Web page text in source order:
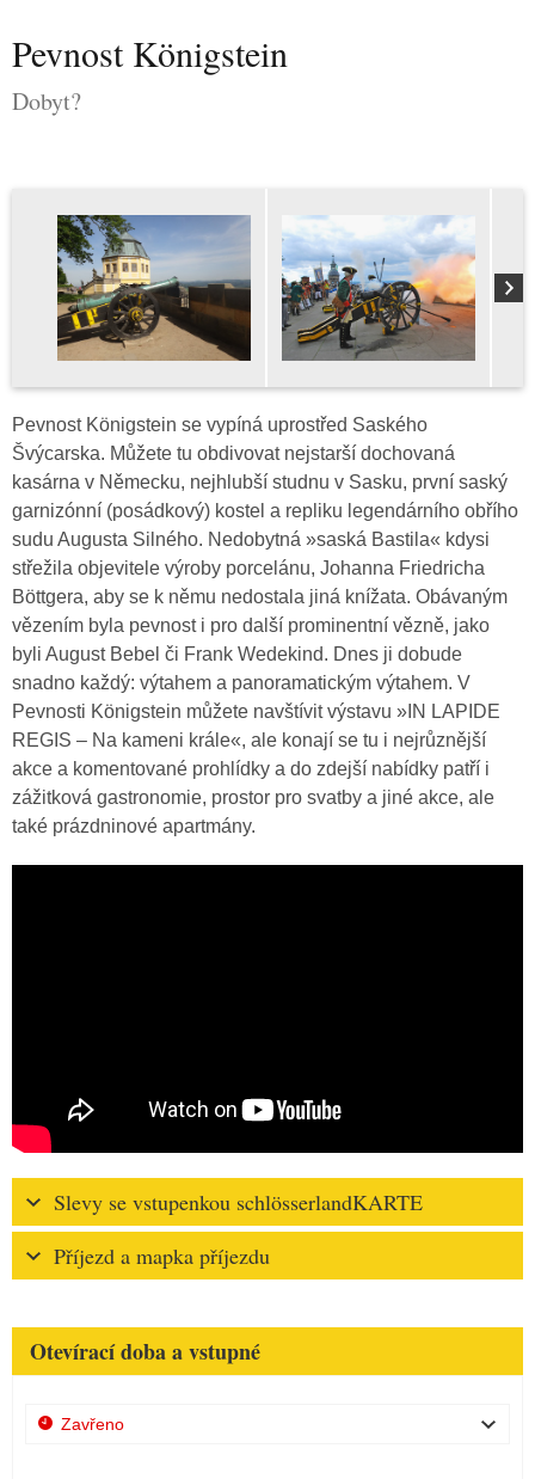
Pevnost Königstein
Dobyt?
Pevnost Königstein se vypíná uprostřed Saského
Švýcarska. Můžete tu obdivovat nejstarší dochovaná
kasárna v Německu, nejhlubší studnu v Sasku, první saský
garnizónní (posádkový) kostel a repliku legendárního obřího
sudu Augusta Silného. Nedobytná »saská Bastila« kdysi
střežila objevitele výroby porcelánu, Johanna Friedricha
Böttgera, aby se k němu nedostala jiná knížata. Obávaným
vězením byla pevnost i pro další prominentní vězně, jako
byli August Bebel či Frank Wedekind. Dnes ji dobude
snadno každý: výtahem a panoramatickým výtahem. V
Pevnosti Königstein můžete navštívit výstavu »IN LAPIDE
REGIS – Na kameni krále«, ale konají se tu i nejrůznější
akce a komentované prohlídky a do zdejší nabídky patří i
zážitková gastronomie, prostor pro svatby a jiné akce, ale
také prázdninové apartmány.
Slevy se vstupenkou schlösserlandKARTE
Příjezd a mapka příjezdu
Otevírací doba a vstupné
Zavřeno